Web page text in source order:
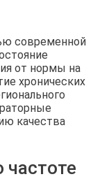
современной
от нормы на
хронических
качества